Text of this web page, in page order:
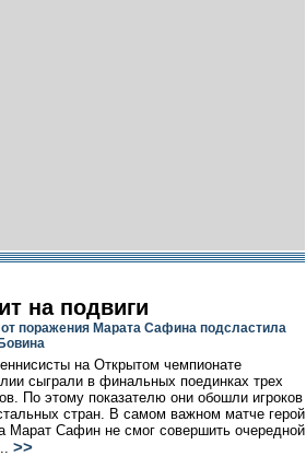
на подвиги
от поражения Марата Сафина подсластила
на Открытом чемпионате
сыграли в финальных поединках трех
По этому показателю они обошли игроков
стран. В самом важном матче герой
Марат Сафин не смог совершить очередной
>>